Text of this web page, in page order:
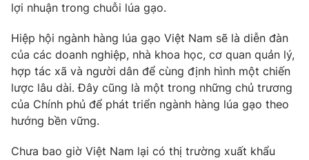
lợi nhuận trong chuỗi lúa gạo.
Hiệp hội ngành hàng lúa gạo Việt Nam sẽ là diễn đàn
của các doanh nghiệp, nhà khoa học, cơ quan quản lý,
hợp tác xã và người dân để cùng định hình một chiến
lược lâu dài. Đây cũng là một trong những chủ trương
của Chính phủ để phát triển ngành hàng lúa gạo theo
hướng bền vững.
Chưa bao giờ Việt Nam lại có thị trường xuất khẩu